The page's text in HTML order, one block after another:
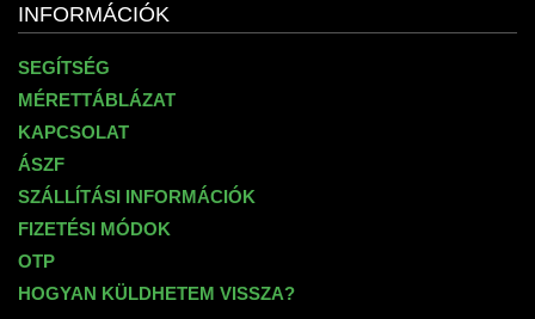
INFORMÁCIÓK
SEGÍTSÉG
MÉRETTÁBLÁZAT
KAPCSOLAT
ÁSZF
SZÁLLÍTÁSI INFORMÁCIÓK
FIZETÉSI MÓDOK
OTP
HOGYAN KÜLDHETEM VISSZA?